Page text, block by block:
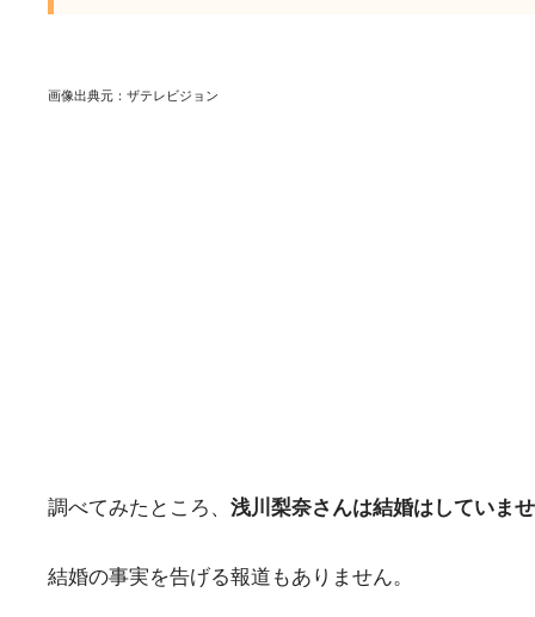
画像出典元：ザテレビジョン
調べてみたところ、 浅川梨奈さんは結婚はしていま
結婚の事実を告げる報道もありません。